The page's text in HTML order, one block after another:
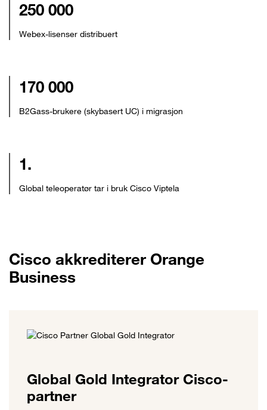
250 000
Webex-lisenser distribuert
170 000
B2Gass-brukere (skybasert UC) i migrasjon
1.
Global teleoperatør tar i bruk Cisco Viptela
Cisco akkrediterer Orange
Business
Global Gold Integrator Cisco-
partner